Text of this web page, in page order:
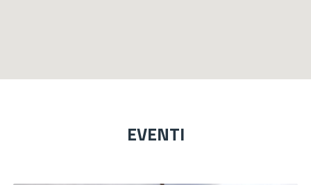
EVENTI